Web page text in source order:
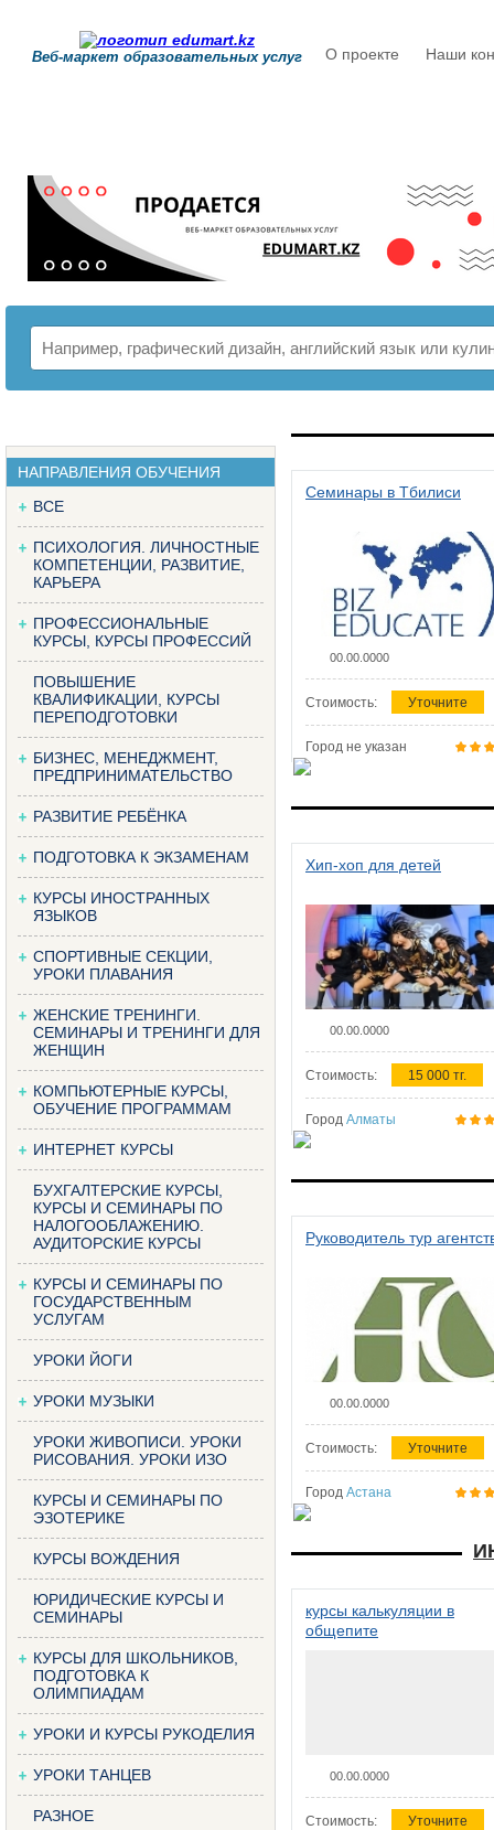
Веб-маркет образовательных услуг О проекте Наши
НАПРАВЛЕНИЯ ОБУЧЕНИЯ
ВСЕ
ПСИХОЛОГИЯ. ЛИЧНОСТНЫЕ
КОМПЕТЕНЦИИ, РАЗВИТИЕ,
КАРЬЕРА
ПРОФЕССИОНАЛЬНЫЕ
КУРСЫ, КУРСЫ ПРОФЕССИЙ
ПОВЫШЕНИЕ
КВАЛИФИКАЦИИ, КУРСЫ
ПЕРЕПОДГОТОВКИ
БИЗНЕС, МЕНЕДЖМЕНТ,
ПРЕДПРИНИМАТЕЛЬСТВО
РАЗВИТИЕ РЕБЁНКА
ПОДГОТОВКА К ЭКЗАМЕНАМ
КУРСЫ ИНОСТРАННЫХ
ЯЗЫКОВ
СПОРТИВНЫЕ СЕКЦИИ,
УРОКИ ПЛАВАНИЯ
ЖЕНСКИЕ ТРЕНИНГИ.
СЕМИНАРЫ И ТРЕНИНГИ ДЛЯ
ЖЕНЩИН
КОМПЬЮТЕРНЫЕ КУРСЫ,
ОБУЧЕНИЕ ПРОГРАММАМ
ИНТЕРНЕТ КУРСЫ
БУХГАЛТЕРСКИЕ КУРСЫ,
КУРСЫ И СЕМИНАРЫ ПО
НАЛОГООБЛАЖЕНИЮ.
АУДИТОРСКИЕ КУРСЫ
КУРСЫ И СЕМИНАРЫ ПО
ГОСУДАРСТВЕННЫМ
УСЛУГАМ
УРОКИ ЙОГИ
УРОКИ МУЗЫКИ
УРОКИ ЖИВОПИСИ. УРОКИ
РИСОВАНИЯ. УРОКИ ИЗО
КУРСЫ И СЕМИНАРЫ ПО
ЭЗОТЕРИКЕ
КУРСЫ ВОЖДЕНИЯ
ЮРИДИЧЕСКИЕ КУРСЫ И
СЕМИНАРЫ
КУРСЫ ДЛЯ ШКОЛЬНИКОВ,
ПОДГОТОВКА К
ОЛИМПИАДАМ
УРОКИ И КУРСЫ РУКОДЕЛИЯ
УРОКИ ТАНЦЕВ
РАЗНОЕ
Семинары в Тбилиси
00.00.0000
Стоимость: Уточните
Город не указан
Хип-хоп для детей
00.00.0000
Стоимость: 15 000 тг.
Город Алматы
Руководитель тур
00.00.0000
Стоимость: Уточните
Город Астана
курсы калькуляции в
общепите
00.00.0000
Стоимость: Уточните